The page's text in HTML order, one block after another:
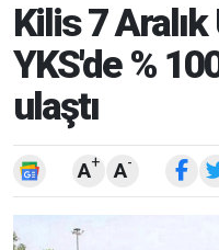
Kilis 7
YKS'de %
ulaştı
A+ A-